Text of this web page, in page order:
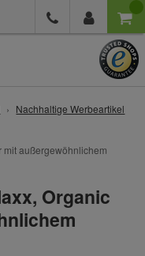
Nachhaltige Werbeartikel
mit außergewöhnlichem
Organic